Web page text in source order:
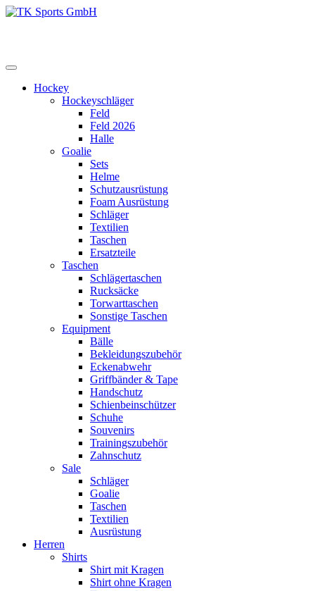
Zum
Hockey
Hockeyschläger
Feld
Feld 2026
Halle
Goalie
Sets
Helme
Schutzausrüstung
Foam Ausrüstung
Schläger
Textilien
Taschen
Ersatzteile
Taschen
Schlägertaschen
Rucksäcke
Torwarttaschen
Sonstige Taschen
Equipment
Bälle
Bekleidungszubehör
Eckenabwehr
Griffbänder & Tape
Handschutz
Schienbeinschützer
Schuhe
Souvenirs
Trainingszubehör
Zahnschutz
Sale
Schläger
Goalie
Taschen
Textilien
Ausrüstung
Herren
Shirts
Shirt mit Kragen
Shirt ohne Kragen